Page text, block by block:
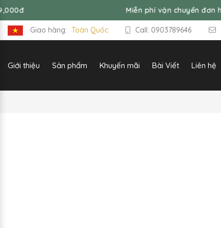
Miễn phí vận chuyển đơn hàng từ
Giao hàng: Toàn Quốc Call: 0903789646
Giới thiệu Sản phẩm Khuyến mãi Bài Viết Liên hệ